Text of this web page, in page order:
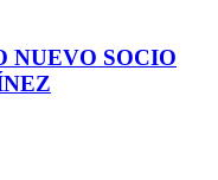
NUEVO SOCIO